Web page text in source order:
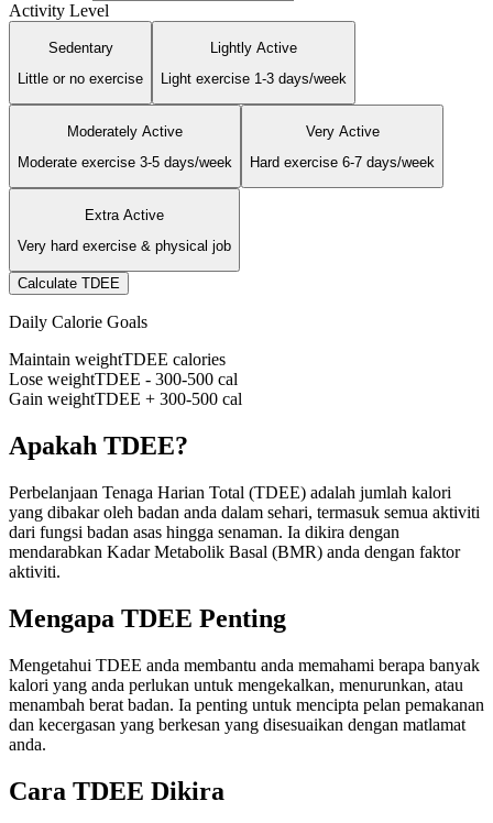
Activity Level
Sedentary
Little or no exercise
Lightly Active
Light exercise 1-3 days/week
Moderately Active
Moderate exercise 3-5 days/week
Very Active
Hard exercise 6-7 days/week
Extra Active
Very hard exercise & physical job
Calculate TDEE
Daily Calorie Goals
Maintain weightTDEE calories
Lose weightTDEE - 300-500 cal
Gain weightTDEE + 300-500 cal
Apakah TDEE?
Perbelanjaan Tenaga Harian Total (TDEE) adalah jumlah kalori
yang dibakar oleh badan anda dalam sehari, termasuk semua aktiviti
dari fungsi badan asas hingga senaman. Ia dikira dengan
mendarabkan Kadar Metabolik Basal (BMR) anda dengan faktor
aktiviti.
Mengapa TDEE Penting
Mengetahui TDEE anda membantu anda memahami berapa banyak
kalori yang anda perlukan untuk mengekalkan, menurunkan, atau
menambah berat badan. Ia penting untuk mencipta pelan pemakanan
dan kecergasan yang berkesan yang disesuaikan dengan matlamat
anda.
Cara TDEE Dikira